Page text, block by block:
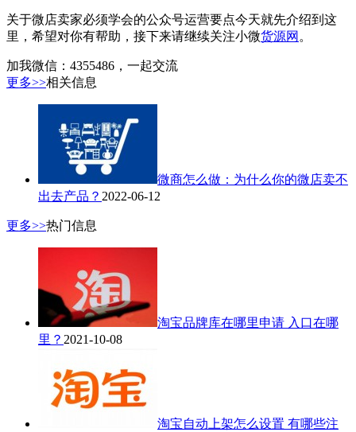
关于微店卖家必须学会的公众号运营要点今天就先介绍到这
里，希望对你有帮助，接下来请继续关注小微货源网 。
加我微信：4355486，一起交流
更多>>相关信息
微商怎么做：为什么你的微店卖不
出去产品？ 2022-06-12
更多>>热门信息
淘宝品牌库在哪里申请 入口在哪
里？ 2021-10-08
淘宝自动上架怎么设置 有哪些注